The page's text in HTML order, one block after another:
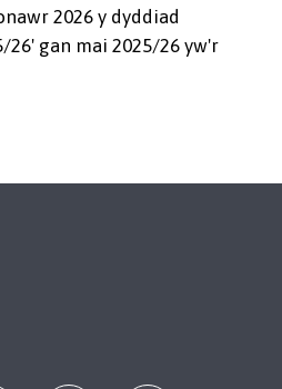
2026 y dyddiad
26' gan mai 2025/26 yw'r